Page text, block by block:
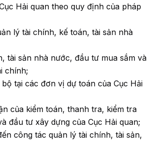
Hải quan theo quy định của pháp
lý tài chính, kế toán, tài sản nhà
tài sản nhà nước, đầu tư mua sắm và
chính;
tại các đơn vị dự toán của Cục Hải
của kiểm toán, thanh tra, kiểm tra
đầu tư xây dựng của Cục Hải quan;
công tác quản lý tài chính, tài sản,